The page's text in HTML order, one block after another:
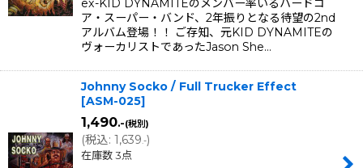
ex-KID DYNAMITEのメンバー率いるハードコ
ア・スーパー・バンド、2年振りとなる待望の2nd
アルバム登場！！ ご存知、元KID DYNAMITEの
ヴォーカリストであったJason She…
Johnny Socko / Full Trucker Effect
[ASM-025]
1,490.-(税別)
(税込: 1,639.-)
在庫数 3点